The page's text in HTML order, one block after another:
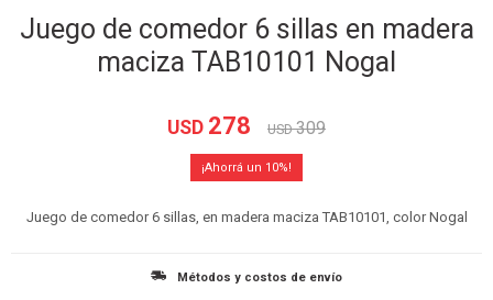
Juego de comedor 6 sillas en madera
maciza TAB10101 Nogal
USD 278 USD 309
10
Juego de comedor 6 sillas, en madera maciza TAB10101, color Nogal
Métodos y costos de envío